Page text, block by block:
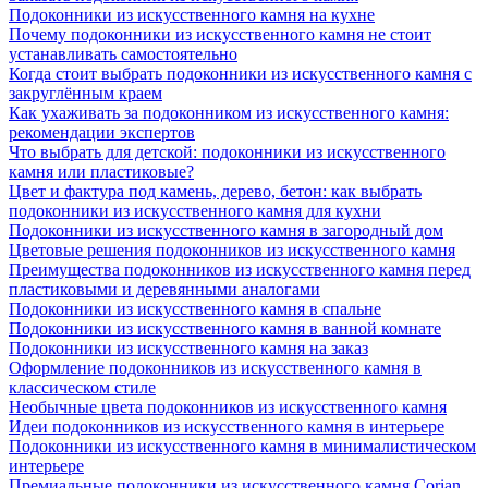
Подоконники из искусственного камня на кухне
Почему подоконники из искусственного камня не стоит
устанавливать самостоятельно
Когда стоит выбрать подоконники из искусственного камня с
закруглённым краем
Как ухаживать за подоконником из искусственного камня:
рекомендации экспертов
Что выбрать для детской: подоконники из искусственного
камня или пластиковые?
Цвет и фактура под камень, дерево, бетон: как выбрать
подоконники из искусственного камня для кухни
Подоконники из искусственного камня в загородный дом
Цветовые решения подоконников из искусственного камня
Преимущества подоконников из искусственного камня перед
пластиковыми и деревянными аналогами
Подоконники из искусственного камня в спальне
Подоконники из искусственного камня в ванной комнате
Подоконники из искусственного камня на заказ
Оформление подоконников из искусственного камня в
классическом стиле
Необычные цвета подоконников из искусственного камня
Идеи подоконников из искусственного камня в интерьере
Подоконники из искусственного камня в минималистическом
интерьере